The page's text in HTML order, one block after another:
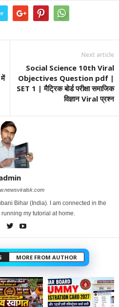
Next article
Social Science 10th Viral
Objectives Question pdf |
SET 1 | मैट्रिक बोर्ड परीक्षा समाजिक
विज्ञान Viral प्रश्न
Bihar (India). I am connected in the
my tutorial at home.
MORE FROM AUTHOR